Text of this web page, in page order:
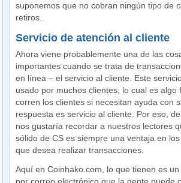
suponemos que no cobran ningún tipo de
retiros..
Servicio de atención al cliente
Ahora viene probablemente una de las
importantes cuando se trata de
en línea – el servicio al cliente. Este
usado por muchos clientes, lo cual es algo
corren los clientes si necesitan ayuda con
respuesta es servicio al cliente. Por eso,
nos gustaría recordar a nuestros lectores
sólido de CS es siempre una ventaja en
que desea realizar transacciones.
Aquí en Coinhako.com, lo que tienen es